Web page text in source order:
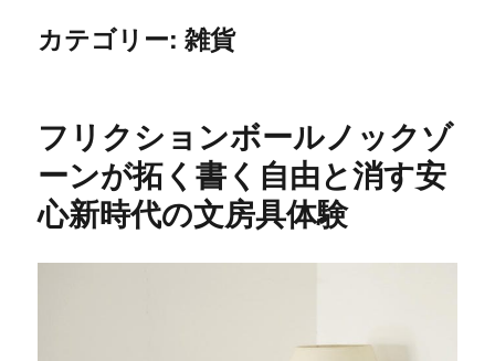
カテゴリー:雑貨
フリクションボールノックゾ
ーンが拓く書く自由と消す安
心新時代の文房具体験